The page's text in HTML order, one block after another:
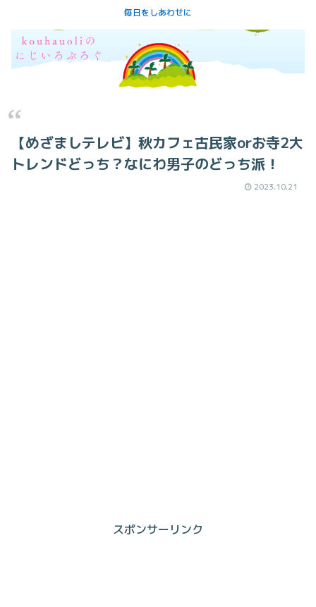
毎日をしあわせに
【めざましテレビ】秋カフェ古民家orお寺2大
トレンドどっち？なにわ男子のどっち派！
2023.10.21
スポンサーリンク